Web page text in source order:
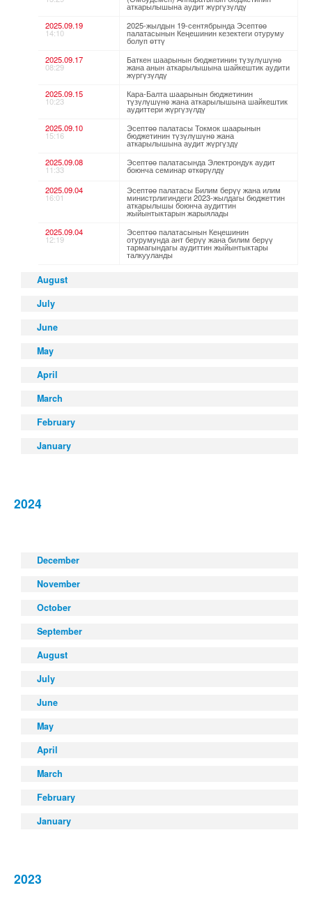
аткарылышына аудит жүргүзүлдү
2025.09.19
14:10
2025-жылдын 19-сентябрында Эсептөө
палатасынын Кеңешинин кезектеги отуруму
болуп өттү
2025.09.17
08:29
Баткен шаарынын бюджетинин түзүлүшүнө
жана анын аткарылышына шайкештик аудити
жүргүзүлдү
2025.09.15
10:23
Кара-Балта шаарынын бюджетинин
түзүлүшүнө жана аткарылышына шайкештик
аудиттери жүргүзүлдү
2025.09.10
15:16
Эсептөө палатасы Токмок шаарынын
бюджетинин түзүлүшүнө жана
аткарылышына аудит жүргүздү
2025.09.08
11:33
Эсептөө палатасында Электрондук аудит
боюнча семинар өткөрүлдү
2025.09.04
16:01
Эсептөө палатасы Билим берүү жана илим
министрлигиндеги 2023-жылдагы бюджеттин
аткарылышы боюнча аудиттин
жыйынтыктарын жарыялады
2025.09.04
12:19
Эсептөө палатасынын Кеңешинин
отурумунда ант берүү жана билим берүү
тармагындагы аудиттин жыйынтыктары
талкууланды
August
July
June
May
April
March
February
January
2024
December
November
October
September
August
July
June
May
April
March
February
January
2023